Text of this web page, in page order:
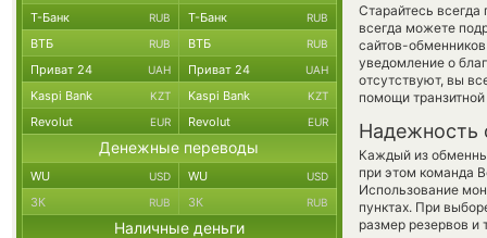
Старайтесь
всегда можете
сайтов-
уведомление о
отсутствуют, вы
помощи
Надежность
Каждый из
при этом команда
Использование
пунктах. При
размер резервов и
Т-Банк RUB Т-Банк RUB
ВТБ RUB ВТБ RUB
Приват 24 UAH Приват 24 UAH
Kaspi Bank KZT Kaspi Bank KZT
Revolut EUR Revolut EUR
Денежные переводы
WU USD WU USD
ЗК RUB ЗК RUB
Наличные деньги